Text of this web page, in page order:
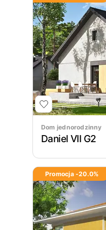
Dom jednorodzinny
Daniel VII G2
Promocja -20.0%